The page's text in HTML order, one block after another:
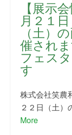
【展示
月２１
（土）
催され
フェス
す
株式会社笑農
２２日（土
More